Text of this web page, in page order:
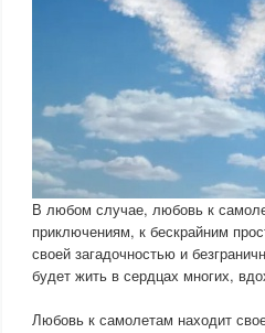
В любом случае, любовь к
приключениям, к бескрайним
своей загадочностью и
будет жить в сердцах многих,
Любовь к самолетам находит